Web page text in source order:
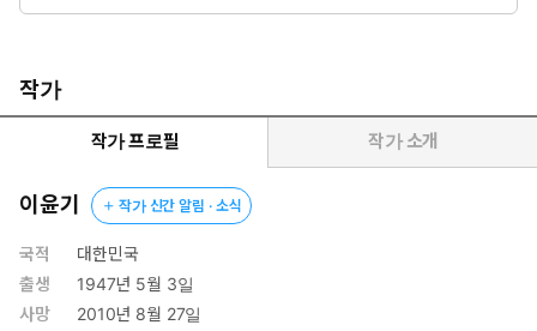
한 독보적인 전문가. 그의 이름을 딴 ‘이윤기체’라는 말이 있을 정도
로 우리말을 가장 생기 있고 다채롭게 쓰는 작가. 200여 편의 책을
옮긴 한국 최고의 번역가.
이 책은 그가 평생 자신의 언어를 부리며 살아갈 모든 이들에게 전하
는 작가의 영혼과 글쓰기의 태도에 대한 모든 것이다. 여기 실린 39
편의 에세이에는 첫 문장의 설렘부터 퇴고의 고뇌까지, 그리고 1977
년 등단의 두근거림부터 창작과 번역의 세계를 오가던 고민들이 모
두 녹아 있다.
작가
작가 프로필 작가 소개
이윤기 작가 신간 알림 · 소식
국적
대한민국
출생
1947년 5월 3일
사망
2010년 8월 27일